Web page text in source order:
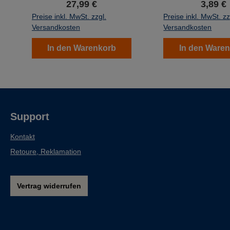
27,99 €
Preise inkl. MwSt. zzgl.
Versandkosten
In den Warenkorb
Einband ✓ holzfrei
gebleicht
3,89 €
Preise inkl. MwSt.
Versandkosten
In den
Support
Kontakt
Retoure, Reklamation
Vertrag widerrufen